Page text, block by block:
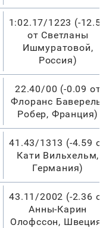
1:02.17/1223 (-
от Светланы
Ишмуратовой,
Россия)
22.40/00 (-0.09 от
Флоранс Баверель-
Робер, Франция)
41.43/1313 (-4.59
Кати Вильхельм,
Германия)
43.11/2002 (-2.36
Анны-Карин
Олофссон, Швеция)